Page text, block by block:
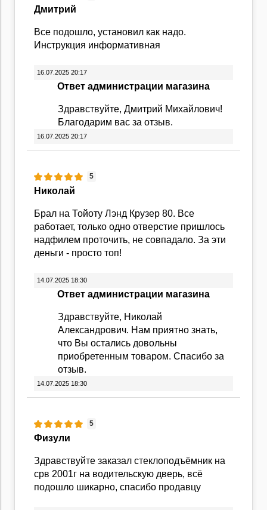
Дмитрий
Все подошло, установил как надо.
Инструкция информативная
16.07.2025 20:17
Ответ администрации магазина
Здравствуйте, Дмитрий Михайлович!
Благодарим вас за отзыв.
16.07.2025 20:17
5
Николай
Брал на Тойоту Лэнд Крузер 80. Все
работает, только одно отверстие пришлось
надфилем проточить, не совпадало. За эти
деньги - просто топ!
14.07.2025 18:30
Ответ администрации магазина
Здравствуйте, Николай
Александрович. Нам приятно знать,
что Вы остались довольны
приобретенным товаром. Спасибо за
отзыв.
14.07.2025 18:30
5
Физули
Здравствуйте заказал стеклоподъёмник на
срв 2001г на водительскую дверь, всё
подошло шикарно, спасибо продавцу